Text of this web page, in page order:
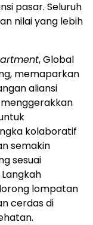
pasar. Seluruh
nilai yang lebih
, Global
memaparkan
aliansi
kolaboratif
semakin
sesuai
lompatan
cerdas di